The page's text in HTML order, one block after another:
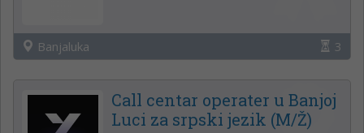
Banjaluka 3
Call centar operater u Banjoj
Luci za srpski jezik (M/Ž)